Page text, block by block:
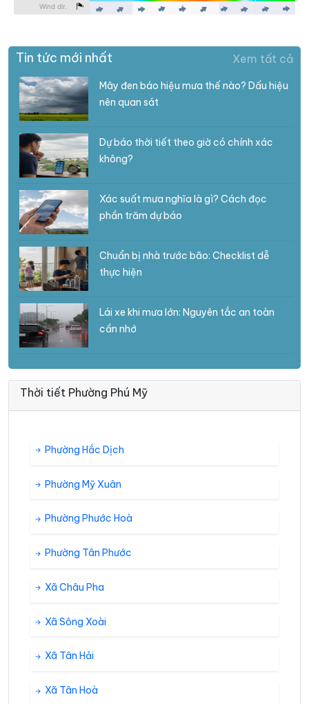
Tin tức mới nhất Xem tất cả
Mây đen báo hiệu mưa thế nào? Dấu hiệu
nên quan sát
Dự báo thời tiết theo giờ có chính xác
không?
Xác suất mưa nghĩa là gì? Cách đọc
phần trăm dự báo
Chuẩn bị nhà trước bão: Checklist dễ
thực hiện
Lái xe khi mưa lớn: Nguyên tắc an toàn
cần nhớ
Thời tiết Phường Phú Mỹ
Phường Hắc Dịch
Phường Mỹ Xuân
Phường Phước Hoà
Phường Tân Phước
Xã Châu Pha
Xã Sông Xoài
Xã Tân Hải
Xã Tân Hoà